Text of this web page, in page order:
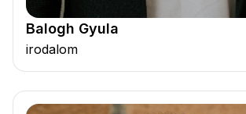
Balogh Gyula
irodalom